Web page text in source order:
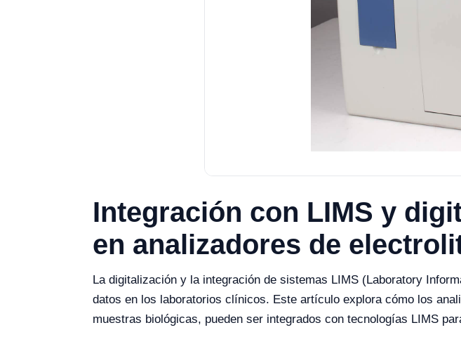
Integración con LIMS y
en analizadores de
La digitalización y la integración de sistemas LIMS (Laboratory
datos en los laboratorios clínicos. Este artículo explora cómo los
muestras biológicas, pueden ser integrados con tecnologías LIMS